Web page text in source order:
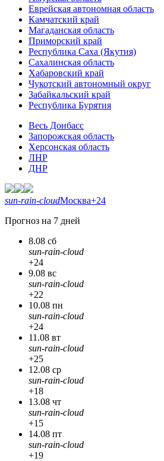
Еврейская автономная область
Камчатский край
Магаданская область
Приморский край
Республика Саха (Якутия)
Сахалинская область
Хабаровский край
Чукотский автономный округ
Забайкальский край
Республика Бурятия
Весь Донбасс
Запорожская область
Херсонская область
ЛНР
ДНР
sun-rain-cloudМосква+24
Прогноз на 7 дней
8.08 сб
sun-rain-cloud
+24
9.08 вс
sun-rain-cloud
+22
10.08 пн
sun-rain-cloud
+24
11.08 вт
sun-rain-cloud
+25
12.08 ср
sun-rain-cloud
+18
13.08 чт
sun-rain-cloud
+15
14.08 пт
sun-rain-cloud
+19